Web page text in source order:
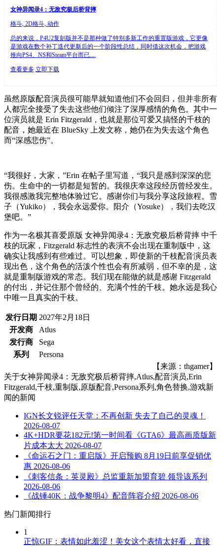
女神异闻录4：无敌究极后桥背摔
格斗, 2D格斗, 动作
总的来说，P4U2复刻版并不是那种做了特别多新工作的重置版游戏，它更像
是游戏在数个补丁迭代更新后的一个阶段性总结，同时借这次机会，把游戏
推向PS4、NS和Steam平台而已....
查看更多 立即下载
虽然原版配音演员很可能早就知道他们不会回归，但并非所有
人都完全接受了失去这些他们倾注了深厚感情的角色。其中一
位演员就是 Erin Fitzgerald，也就是那位可爱又搞怪的千枝的
配音，她最近在 BlueSky 上发文称，她仍在为失去这个角色
而“深感悲伤”。
“我很好，大家，”Erin 在帖子里写道，“我只是感到深深的悲
伤。生命中的一切都是短暂的。我很庆幸这段经历曾经发生。
我很感激我完整地体验过它。感谢你们与我分享这段旅程。雪
子（Yukiko），我会永远爱你。阳介（Yosuke），我们去吃汉
堡吧。”
作为一名极其喜爱原版 女神异闻录4：无敌究极后桥背摔 中千
枝的玩家，Fitzgerald 标志性的表演不会出现在重制版中，这
确实让我感到有些难过。可以想象，即使新的千枝配音演员表
现出色，这个角色的活泼个性也会有所减弱，但不幸的是，这
就是重制版游戏的常态。我们现在能做的就是感谢 Fitzgerald
的付出，并记住那个曾经的、充满个性的千枝。她永远是我心
中唯一且真实的千枝。
发行日期 2027年2月18日
开发商
Atlus
发行商
Sega
系列
Persona
【来源：thgamer】
关于女神异闻录4：无敌究极后桥背摔,Atlus,配音演员,Erin
Fitzgerald,千枝,重制版,原版配音,Persona系列,角色替换,游戏新
闻的新闻
IGN长文锐评任天堂：不再创新 失去了自己的灵魂！
2026-08-07
4K+HDR要花182元!第一时间看《GTA6》最高画质版新
片成本太大 2026-08-07
《命运石之门：重启版》开启预购 8月19日前享促销优
惠 2026-08-06
《刺客信条：英灵殿》总监重新加盟育碧 领导该系列
2026-08-06
《战锤40K：战争黎明4》配音阵容介绍 2026-08-06
热门新闻排行
1
正惊GIF：表情如此羞涩！美女这个表情太好看，直接